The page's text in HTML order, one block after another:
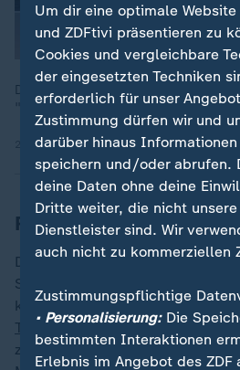
Den Streit um Ehrentitel habe
"runterzukochen", so ZDF-Reporter
24.06.2026 | 4:22 min
Rivalität zwischen Tusk
Dabei hat der Streit in Polen
Seite. Die
konservativen Regierung von
Tusk. Der Nationalist Nawrocki
zu erschweren; er macht sich
Um dir eine optimale Website
und ZDFtivi präsentieren zu
Cookies und vergleichbare
der eingesetzten Techniken
erforderlich für unser
Zustimmung dürfen wir und
darüber hinaus
speichern und/oder abrufen.
deine Daten ohne deine
Dritte weiter, die nicht
Dienstleister sind. Wir
auch nicht zu kommerziellen
Zustimmungspflichtige
• Personalisierung:Die
bestimmten Interaktionen
Erlebnis im Angebot des ZDF